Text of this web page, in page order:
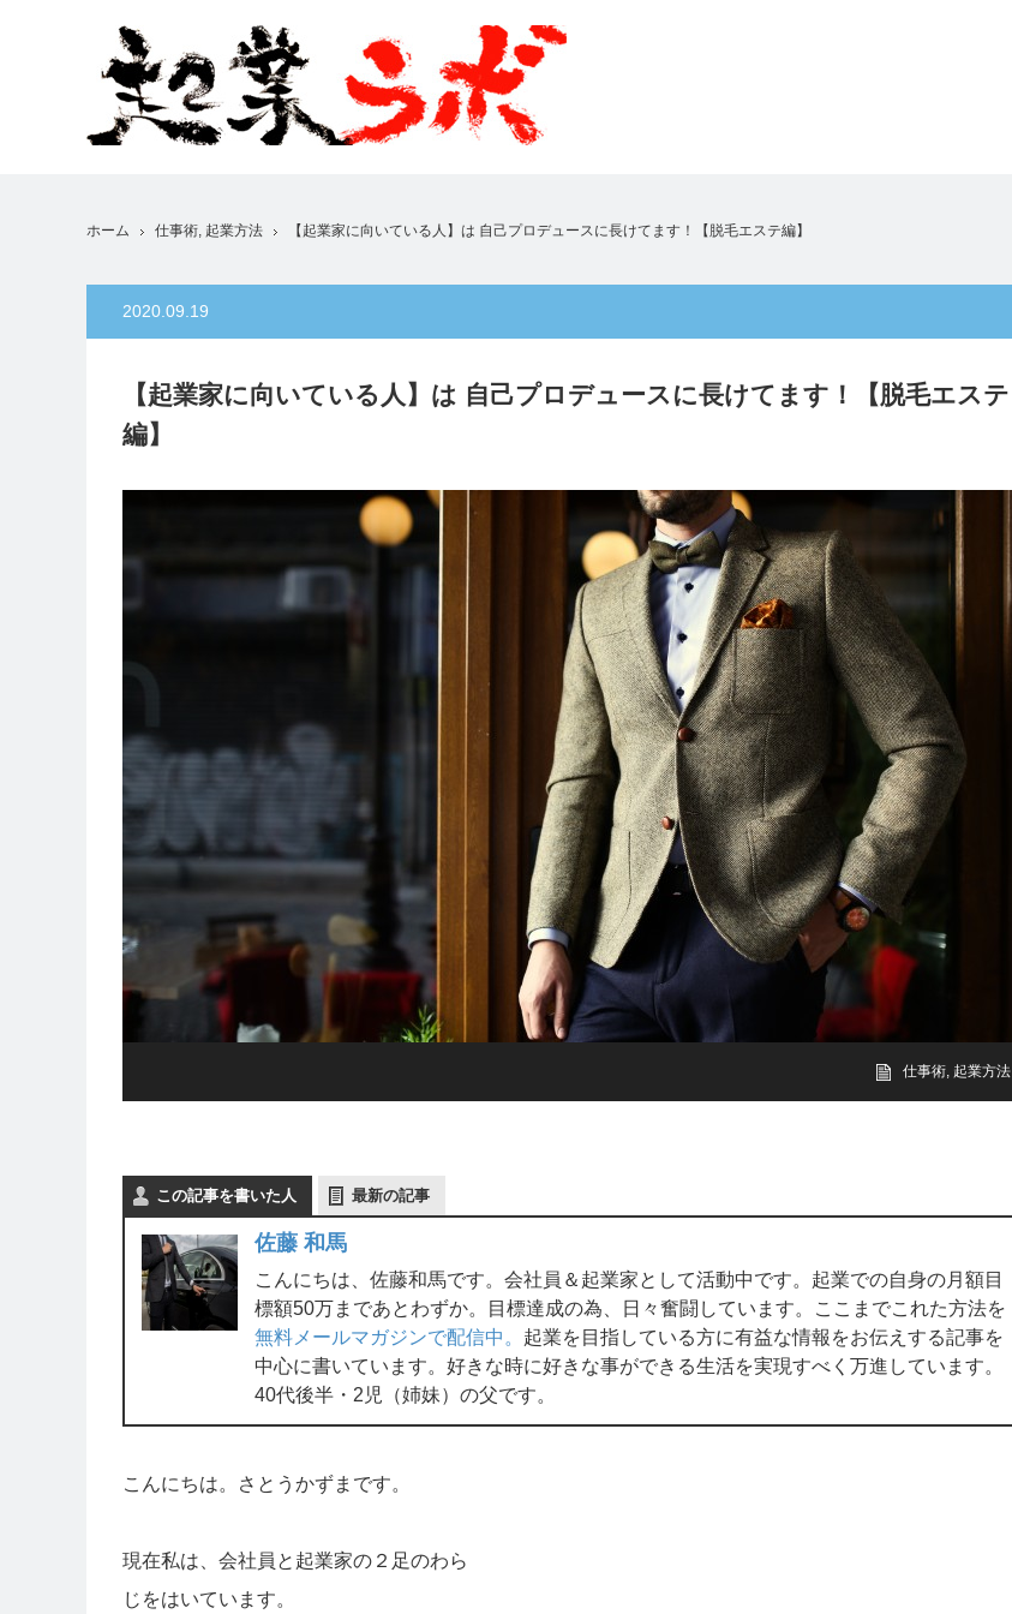
ホーム 仕事術, 起業方法 【起業家に向いている人】は 自己プロデュースに長けてます！【脱毛エステ編】
2020.09.19
【起業家に向いている人】は 自己プロデュースに長けてます！【脱毛エステ
編】
仕事術, 起業方法
この記事を書いた人 最新の記事
佐藤 和馬
こんにちは、佐藤和馬です。会社員＆起業家として活動中です。起業での自身の月額目
標額50万まであとわずか。目標達成の為、日々奮闘しています。ここまでこれた方法を
無料メールマガジンで配信中。 起業を目指している方に有益な情報をお伝えする記事を
中心に書いています。好きな時に好きな事ができる生活を実現すべく万進しています。
40代後半・2児（姉妹）の父です。
こんにちは。さとうかずまです。
現在私は、会社員と起業家の２足のわら
じをはいています。